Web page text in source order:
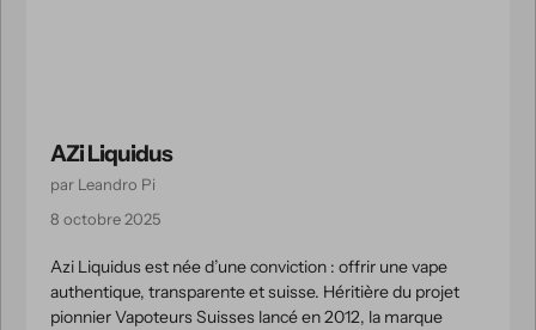
AZi Liquidus
par Leandro Pi
8 octobre 2025
Azi Liquidus est née d’une conviction : offrir une vape
authentique, transparente et suisse. Héritière du projet
pionnier Vapoteurs Suisses lancé en 2012, la marque